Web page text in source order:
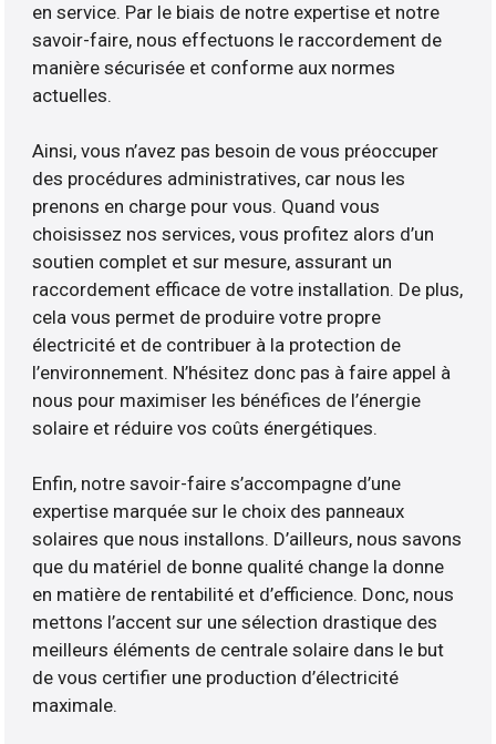
en service. Par le biais de notre expertise et notre
savoir-faire, nous effectuons le raccordement de
manière sécurisée et conforme aux normes
actuelles.
Ainsi, vous n’avez pas besoin de vous préoccuper
des procédures administratives, car nous les
prenons en charge pour vous. Quand vous
choisissez nos services, vous profitez alors d’un
soutien complet et sur mesure, assurant un
raccordement efficace de votre installation. De plus,
cela vous permet de produire votre propre
électricité et de contribuer à la protection de
l’environnement. N’hésitez donc pas à faire appel à
nous pour maximiser les bénéfices de l’énergie
solaire et réduire vos coûts énergétiques.
Enfin, notre savoir-faire s’accompagne d’une
expertise marquée sur le choix des panneaux
solaires que nous installons. D’ailleurs, nous savons
que du matériel de bonne qualité change la donne
en matière de rentabilité et d’efficience. Donc, nous
mettons l’accent sur une sélection drastique des
meilleurs éléments de centrale solaire dans le but
de vous certifier une production d’électricité
maximale.